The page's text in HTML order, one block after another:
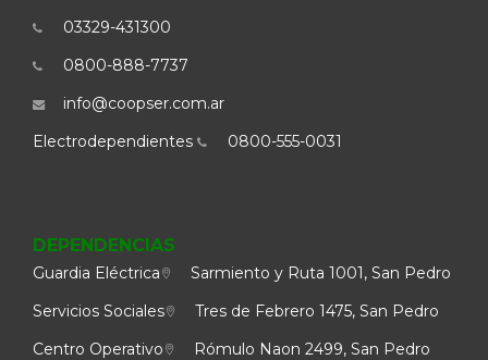
03329-431300
0800-888-7737
info@coopser.com.ar
Electrodependientes
0800-555-0031
DEPENDENCIAS
Guardia Eléctrica
Sarmiento y Ruta 1001, San Pedro
Servicios Sociales
Tres de Febrero 1475, San Pedro
Centro Operativo
Rómulo Naon 2499, San Pedro